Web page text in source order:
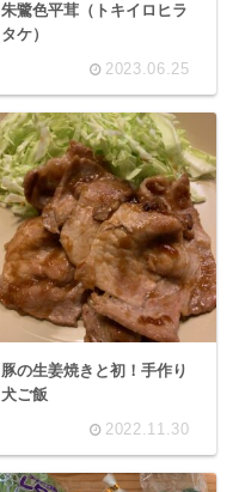
朱鷺色平茸（トキイロヒラ
タケ）
2023.06.25
豚の生姜焼きと初！手作り
犬ご飯
2022.11.30